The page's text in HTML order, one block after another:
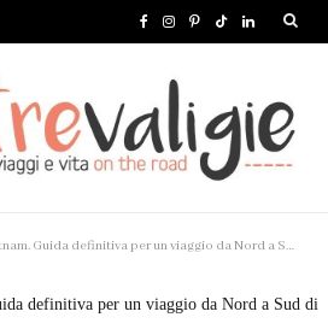
I
t
P
t
T
k
T
L
k
Cosa portare in Vietnam. Guida definitiva per un viaggio da Nord a Sud di 10 giorni